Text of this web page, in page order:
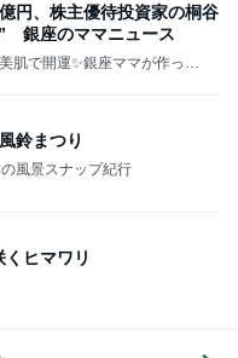
円、株主優待投資家の桐谷
銀座のママニュース
肌で開運✨銀座ママが作った
鈴まつり
風景スナップ紀行
ヒマワリ